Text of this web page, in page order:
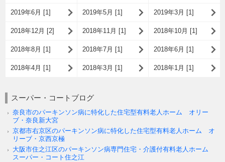
2019年6月 [1] 2019年5月 [1] 2019年3月 [1]
2018年12月 [2] 2018年11月 [1] 2018年10月 [1]
2018年8月 [1] 2018年7月 [1] 2018年6月 [1]
2018年4月 [1] 2018年3月 [1] 2018年1月 [1]
スーパー・コートブログ
奈良市のパーキンソン病に特化した住宅型有料老人ホーム オリー
ブ・奈良新大宮
京都市右京区のパーキンソン病に特化した住宅型有料老人ホーム オ
リーブ・京西京極
大阪市住之江区のパーキンソン病専門住宅・介護付有料老人ホーム
スーパー・コート住之江